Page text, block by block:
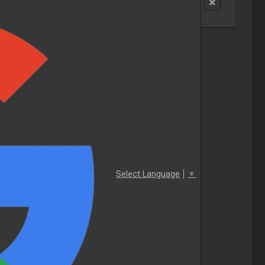
Select Language ▼